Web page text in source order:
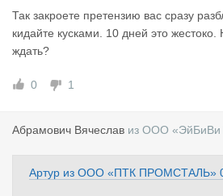
Так закроете претензию вас сразу
кидайте кусками. 10 дней это
ждать?
0 1
Абрамович Вячеслав из ООО «ЭйБиВи
Артур из ООО «ПТК ПРОМСТАЛЬ»